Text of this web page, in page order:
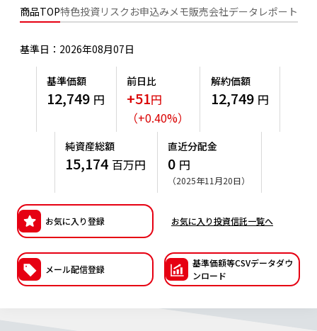
有価証券届出書の効力の発生の有無について
こだわりのインデックスファンド 購入・換金手数料なしシ
確定拠出年金について
確定拠出年金での商品の選び方について
NAMシティ
投資の教室
ニッセイアセットの重要課題
サステナビリティへの取り組み
サステナビリティレポート
日本版スチュワードシップ・コードへの対応
国内株式議決権行使の方針と判断基準
受賞歴
方針・その他開示情報
採用情報
公式キャラクターのご紹介
商品TOP特色投資リスク お申込みメモ販売会社データ レポート
基準日：2026年08月07日
基準価額
12,749 円
前日比
+51円
（+0.40%）
解約価額
12,749 円
純資産総額
15,174 百万円
直近分配金
0 円
（2025年11月20日）
お気に入り登録 お気に入り投資信託一覧へ
メール配信登録
基準価額等CSVデータダウ
ンロード